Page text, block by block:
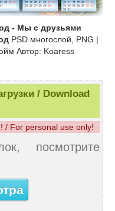
- Мы с друзьями
PSD многослой, PNG |
Автор: Koaress
/ Download
/ For personal use only!
посмотрите